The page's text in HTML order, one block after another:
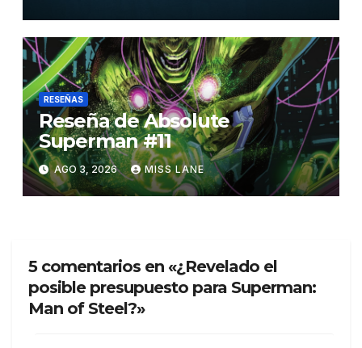
RESEÑAS
Reseña de Absolute
Superman #11
AGO 3, 2026 MISS LANE
5 comentarios en «¿Revelado el
posible presupuesto para Superman:
Man of Steel?»